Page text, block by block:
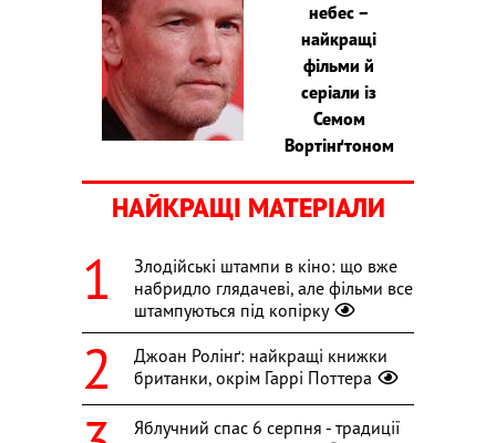
небес –
найкращі
фільми й
серіали із
Семом
Вортінґтоном
НАЙКРАЩІ МАТЕРІАЛИ
Злодійські штампи в кіно: що вже
набридло глядачеві, але фільми все
штампуються під копірку
Джоан Ролінґ: найкращі книжки
британки, окрім Гаррі Поттера
Яблучний спас 6 серпня - традиції